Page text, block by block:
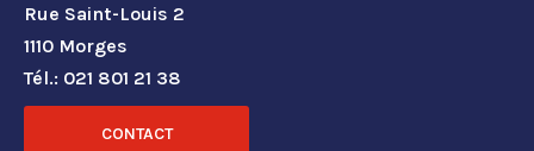
Rue Saint-Louis 2
1110 Morges
Tél.: 021 801 21 38
CONTACT